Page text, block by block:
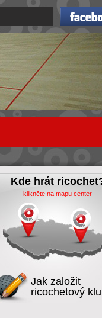
Kde hrát
klikněte na mapu center
Jak založit
ricochetový